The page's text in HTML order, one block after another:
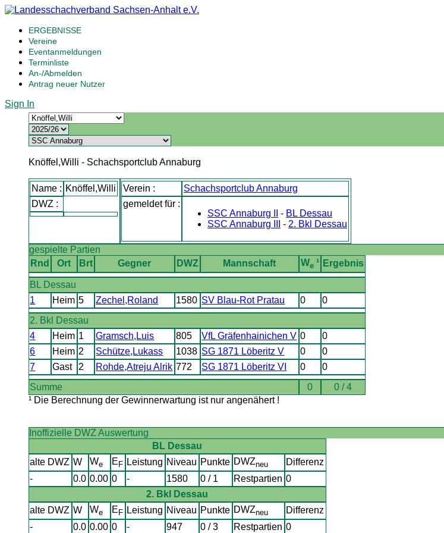
ERGEBNISSE
Vereine
Eventanmeldungen
Terminliste
An-/Abmelden
Antrag neuer Nutzer
Sign In
Knöffel,Willi - Schachsportclub Annaburg
Name : Knöffel,Willi
DWZ :
Verein :
Schachsportclub Annaburg
gemeldet für :
SSC Annaburg II
- BL Dessau
SSC Annaburg III
- 2. Bkl Dessau
gespielte Partien
Rnd
Ort Brt Gegner DWZ Mannschaft We¹ Ergebnis
BL Dessau
1
Heim 5 Zechel,Roland 1580 SV Blau-Rot Pratau 0
0
2. Bkl Dessau
4
Heim 1 Gramsch,Luis 805 VfL Gräfenhainichen V 0
0
6
Heim 2 Schütze,Lukass 1038 SG 1871 Löberitz V 0
0
7
Gast 2 Rohde,Atreju Alrik 772 SG 1871 Löberitz VI 0
0
Summe
0
0 / 4
¹ Die Berechnung der Gewinnerwartung ist nur angenähert !
Inoffizielle DWZ Auswertung
BL Dessau
alte DWZ W We E F Leistung Niveau Punkte DWZneu
Differenz
-
0.0 0.00 0 - 1580 0 / 1 Restpartien 0
2. Bkl Dessau
alte DWZ W We E F Leistung Niveau Punkte DWZneu
Differenz
-
0.0 0.00 0 - 947 0 / 3 Restpartien 0